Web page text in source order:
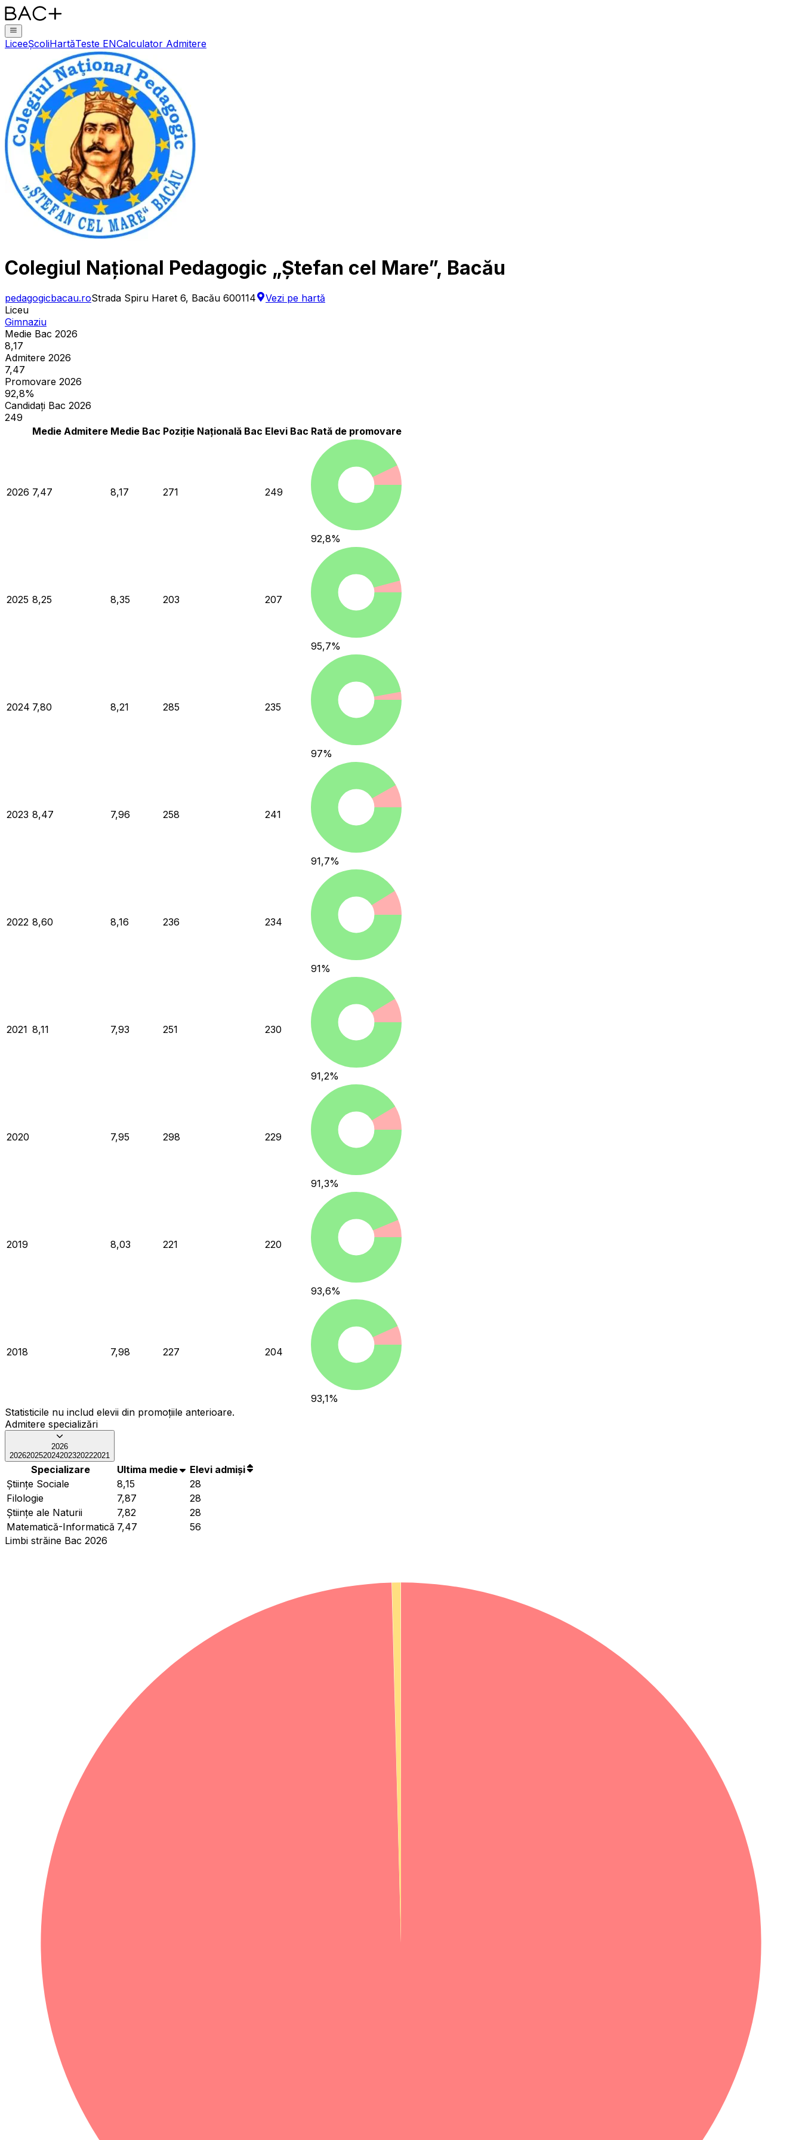
LiceeȘcoliHartăTeste ENCalculator Admitere
Colegiul Național Pedagogic „Ștefan cel Mare”, Bacău
pedagogicbacau.roStrada Spiru Haret 6, Bacău 600114
Vezi pe hartă
Liceu
Gimnaziu
Medie Bac 2026
8,17
Admitere 2026
7,47
Promovare 2026
92,8%
Candidați Bac 2026
249
Medie Admitere Medie Bac Poziție Națională Bac Elevi Bac Rată de promovare
2026 7,47 8,17 271 249
92,8%
2025 8,25 8,35 203 207
95,7%
2024 7,80 8,21 285 235
97%
2023 8,47 7,96 258 241
91,7%
2022 8,60 8,16 236 234
91%
2021 8,11 7,93 251 230
91,2%
2020 7,95 298 229
91,3%
2019 8,03 221 220
93,6%
2018 7,98 227 204
93,1%
Statisticile nu includ elevii din promoțiile anterioare.
Admitere specializări
2026
202620252024202320222021
Specializare Ultima medie
Elevi admiși
Ştiinţe Sociale
8,15
28
Filologie
7,87
28
Ştiinţe ale Naturii
7,82
28
Matematică-Informatică 7,47
56
Limbi străine Bac 2026